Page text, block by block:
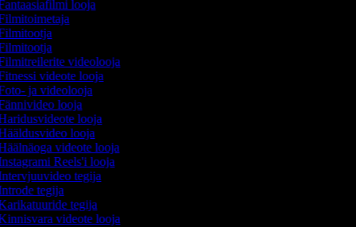
looja
videolooja
videote looja
ja videolooja
looja
looja
looja
videote looja
Reels'i looja
tegija
tegija
tegija
videote looja